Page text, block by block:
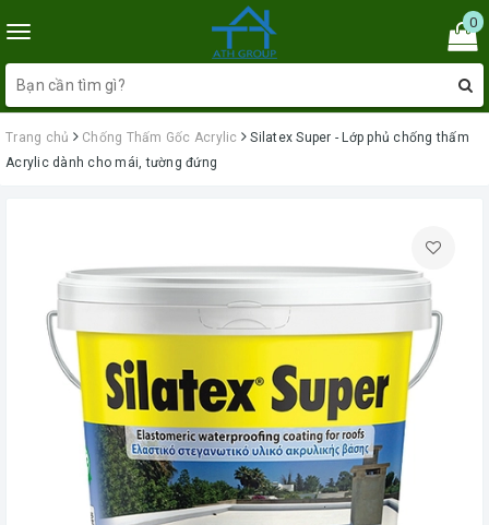
Toggle
navigation
0
Trang chủ Chống Thấm Gốc Acrylic
Silatex Super - Lớp phủ chống thấm
Acrylic dành cho mái, tường đứng